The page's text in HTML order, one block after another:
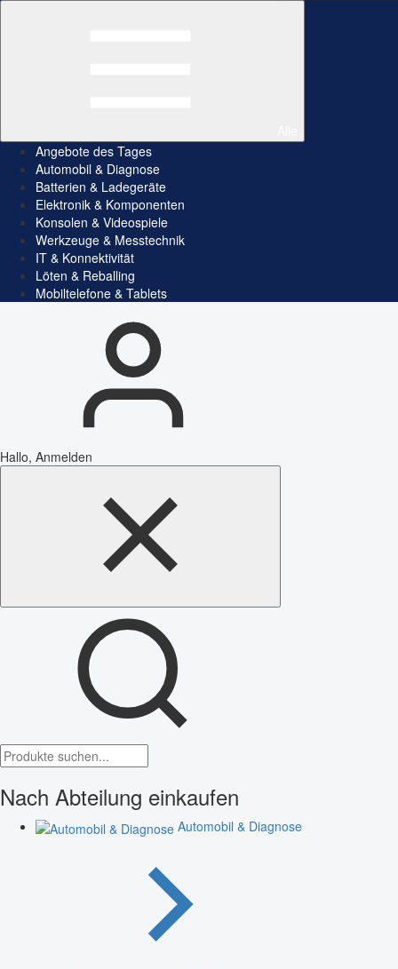
Angebote des Tages
Automobil & Diagnose
Batterien & Ladegeräte
Elektronik & Komponenten
Konsolen & Videospiele
Werkzeuge & Messtechnik
IT & Konnektivität
Löten & Reballing
Mobiltelefone & Tablets
Hallo, Anmelden
Nach Abteilung einkaufen
Automobil & Diagnose